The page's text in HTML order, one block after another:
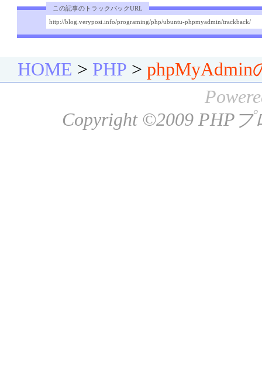
この記事のトラックバックURL
http://blog.veryposi.info/programing/php/ubuntu-phpmyadmin/trackback/
HOME > PHP > phpMyAdmin
Copyright ©2009 PHPプ